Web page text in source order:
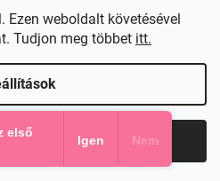
Ezen weboldalt követésével
Tudjon meg többet itt.
készítette
. Minden jog fenntartva.
első
Igen Nem